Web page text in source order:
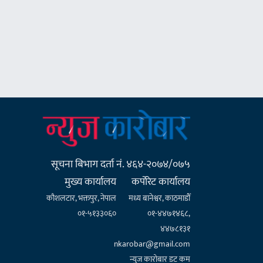
सूचना बिभाग दर्ता नं. ४६४-२०७४/०७५
मुख्य कार्यालय
कौशलटार, भक्तपुर, नेपाल
०१-५१३३०६०
कर्पाेरेट कार्यालय
मध्य बानेश्वर, काठमाडौँ
०१-४४७१४६८,
४४७८१३१
nkarobar@gmail.com
न्युज कारोबार डट कम